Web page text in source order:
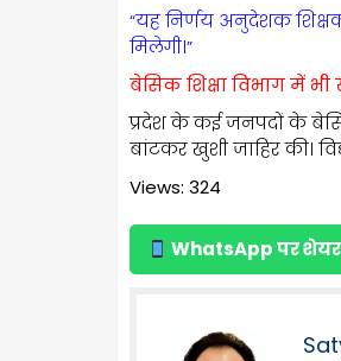
“यह निर्णय अनुदेशक
मिलेगी।”
बेसिक शिक्षा विभाग में
प्रदेश के कई जनपदों के
बांटकर खुशी जाहिर की।
Views: 324
WhatsApp पर